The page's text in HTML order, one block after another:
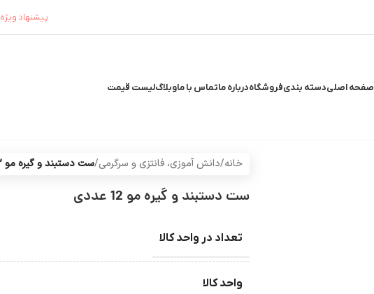
پیشنهاد ویژه
صفحه اصلیدسته بندیفروشگاهدرباره ماتماس با ماوبلاگلیست قیمت
خانه/دانش آموزی، فانتزی و سرگرمی/ست دستبند و گیره مو 12 عددی
ست دستبند و گیره مو 12 عددی
تعداد در واحد کالا
واحد کالا